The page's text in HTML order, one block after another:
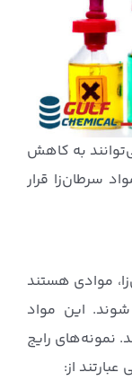
به کاهش
سرطان‌زا قرار
موادی هستند
این مواد
نمونه‌های رایج
از: